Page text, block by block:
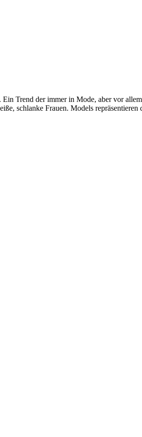
Ein Trend der immer in Mode, aber vor
schlanke Frauen. Models repräsentieren